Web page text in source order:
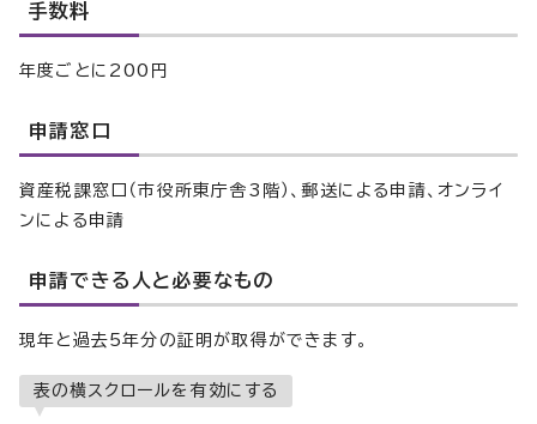
手数料
年度ごとに200円
申請窓口
資産税課窓口（市役所東庁舎3階）、郵送による申請、オンライ
ンによる申請
申請できる人と必要なもの
現年と過去5年分の証明が取得ができます。
表の横スクロールを有効にする